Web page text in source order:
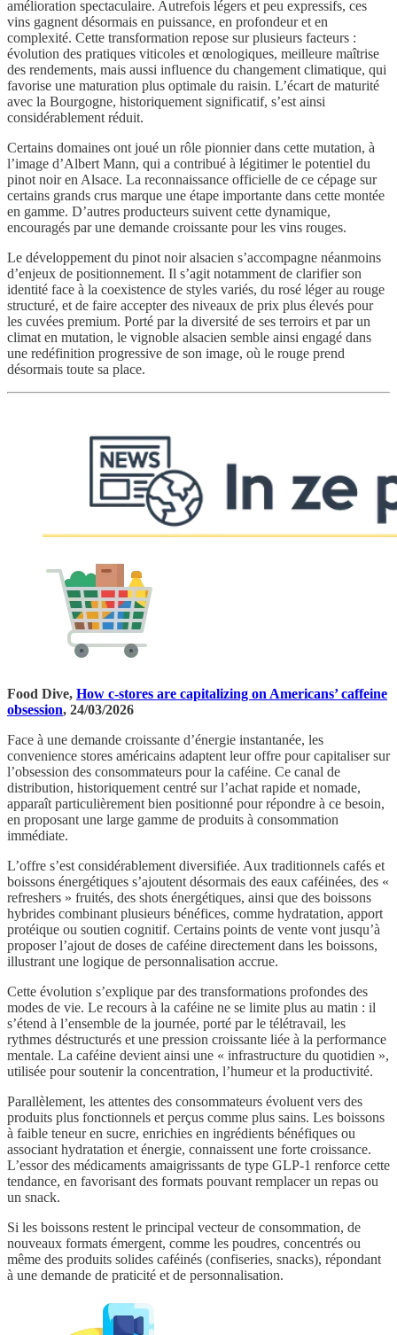
amélioration spectaculaire. Autrefois légers et peu expressifs, ces
vins gagnent désormais en puissance, en profondeur et en
complexité. Cette transformation repose sur plusieurs facteurs :
évolution des pratiques viticoles et œnologiques, meilleure maîtrise
des rendements, mais aussi influence du changement climatique, qui
favorise une maturation plus optimale du raisin. L’écart de maturité
avec la Bourgogne, historiquement significatif, s’est ainsi
considérablement réduit.
Certains domaines ont joué un rôle pionnier dans cette mutation, à
l’image d’Albert Mann, qui a contribué à légitimer le potentiel du
pinot noir en Alsace. La reconnaissance officielle de ce cépage sur
certains grands crus marque une étape importante dans cette montée
en gamme. D’autres producteurs suivent cette dynamique,
encouragés par une demande croissante pour les vins rouges.
Le développement du pinot noir alsacien s’accompagne néanmoins
d’enjeux de positionnement. Il s’agit notamment de clarifier son
identité face à la coexistence de styles variés, du rosé léger au rouge
structuré, et de faire accepter des niveaux de prix plus élevés pour
les cuvées premium. Porté par la diversité de ses terroirs et par un
climat en mutation, le vignoble alsacien semble ainsi engagé dans
une redéfinition progressive de son image, où le rouge prend
désormais toute sa place.
Food Dive, How c-stores are capitalizing on Americans’ caffeine
obsession, 24/03/2026
Face à une demande croissante d’énergie instantanée, les
convenience stores américains adaptent leur offre pour capitaliser sur
l’obsession des consommateurs pour la caféine. Ce canal de
distribution, historiquement centré sur l’achat rapide et nomade,
apparaît particulièrement bien positionné pour répondre à ce besoin,
en proposant une large gamme de produits à consommation
immédiate.
L’offre s’est considérablement diversifiée. Aux traditionnels cafés et
boissons énergétiques s’ajoutent désormais des eaux caféinées, des «
refreshers » fruités, des shots énergétiques, ainsi que des boissons
hybrides combinant plusieurs bénéfices, comme hydratation, apport
protéique ou soutien cognitif. Certains points de vente vont jusqu’à
proposer l’ajout de doses de caféine directement dans les boissons,
illustrant une logique de personnalisation accrue.
Cette évolution s’explique par des transformations profondes des
modes de vie. Le recours à la caféine ne se limite plus au matin : il
s’étend à l’ensemble de la journée, porté par le télétravail, les
rythmes déstructurés et une pression croissante liée à la performance
mentale. La caféine devient ainsi une « infrastructure du quotidien »,
utilisée pour soutenir la concentration, l’humeur et la productivité.
Parallèlement, les attentes des consommateurs évoluent vers des
produits plus fonctionnels et perçus comme plus sains. Les boissons
à faible teneur en sucre, enrichies en ingrédients bénéfiques ou
associant hydratation et énergie, connaissent une forte croissance.
L’essor des médicaments amaigrissants de type GLP-1 renforce cette
tendance, en favorisant des formats pouvant remplacer un repas ou
un snack.
Si les boissons restent le principal vecteur de consommation, de
nouveaux formats émergent, comme les poudres, concentrés ou
même des produits solides caféinés (confiseries, snacks), répondant
à une demande de praticité et de personnalisation.